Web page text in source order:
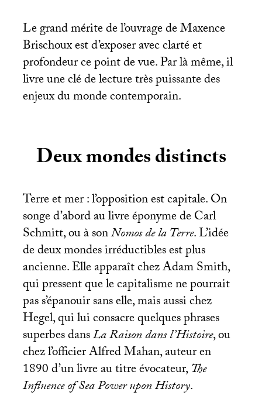
Le grand mérite de l’ouvrage de Maxence
Brischoux est d’exposer avec clarté et
profondeur ce point de vue. Par là même, il
livre une clé de lecture très puissante des
enjeux du monde contemporain.
Deux mondes distincts
Terre et mer : l’opposition est capitale. On
songe d’abord au livre éponyme de Carl
Schmitt, ou à sonNomos de la Terre. L’idée
de deux mondes irréductibles est plus
ancienne. Elle apparaît chez Adam Smith,
qui pressent que le capitalisme ne pourrait
pas s’épanouir sans elle, mais aussi chez
Hegel, qui lui consacre quelques phrases
superbes dansLa Raison dans l’Histoire, ou
chez l’officier Alfred Mahan, auteur en
1890 d’un livre au titre évocateur,The
Influence of Sea Power upon History.